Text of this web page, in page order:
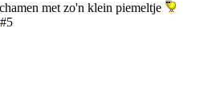
met zo'n klein piemeltje
#5